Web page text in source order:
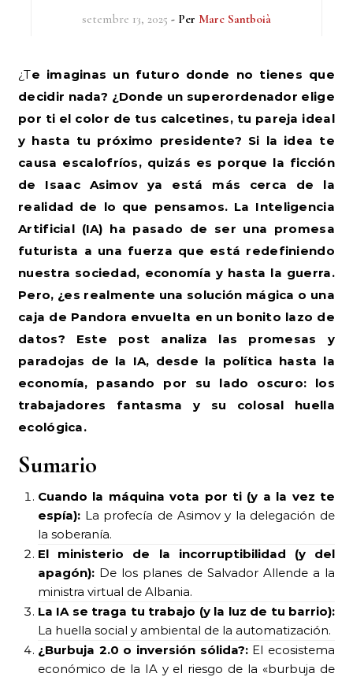
setembre 13, 2025 - Per Marc Santboià
¿Te imaginas un futuro donde no tienes que
decidir nada? ¿Donde un superordenador elige
por ti el color de tus calcetines, tu pareja ideal
y hasta tu próximo presidente? Si la idea te
causa escalofríos, quizás es porque la ficción
de Isaac Asimov ya está más cerca de la
realidad de lo que pensamos. La Inteligencia
Artificial (IA) ha pasado de ser una promesa
futurista a una fuerza que está redefiniendo
nuestra sociedad, economía y hasta la guerra.
Pero, ¿es realmente una solución mágica o una
caja de Pandora envuelta en un bonito lazo de
datos? Este post analiza las promesas y
paradojas de la IA, desde la política hasta la
economía, pasando por su lado oscuro: los
trabajadores fantasma y su colosal huella
ecológica.
Sumario
Cuando la máquina vota por ti (y a la vez te
espía): La profecía de Asimov y la delegación de
la soberanía.
El ministerio de la incorruptibilidad (y del
apagón): De los planes de Salvador Allende a la
ministra virtual de Albania.
La IA se traga tu trabajo (y la luz de tu barrio):
La huella social y ambiental de la automatización.
¿Burbuja 2.0 o inversión sólida?:El ecosistema
económico de la IA y el riesgo de la «burbuja de